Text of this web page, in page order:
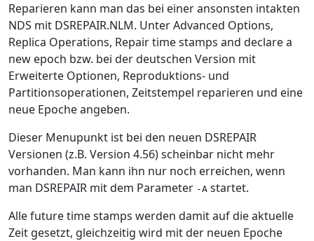
Reparieren kann man das bei einer ansonsten intakten
NDS mit DSREPAIR.NLM. Unter Advanced Options,
Replica Operations, Repair time stamps and declare a
new epoch bzw. bei der deutschen Version mit
Erweiterte Optionen, Reproduktions- und
Partitionsoperationen, Zeitstempel reparieren und eine
neue Epoche angeben.
Dieser Menupunkt ist bei den neuen DSREPAIR
Versionen (z.B. Version 4.56) scheinbar nicht mehr
vorhanden. Man kann ihn nur noch erreichen, wenn
man DSREPAIR mit dem Parameter -A startet.
Alle future time stamps werden damit auf die aktuelle
Zeit gesetzt, gleichzeitig wird mit der neuen Epoche